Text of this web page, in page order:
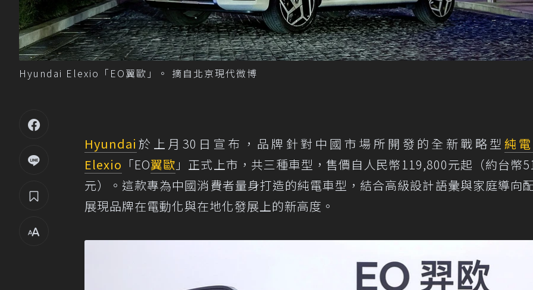
Hyundai Elexio「EO翼歐」。 摘自北京現代微博
Hyundai 於上月30日宣布，品牌針對中國市場所開發的全新戰略型 純電
Elexio 「EO翼歐 」正式上市，共三種車型，售價自人民幣119,800元起（約台幣
元）。這款專為中國消費者量身打造的純電車型，結合高級設計語彙與家庭導向
展現品牌在電動化與在地化發展上的新高度。